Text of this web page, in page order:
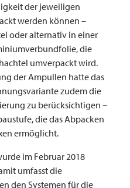
der jeweiligen
werden können –
oder alternativ in einer
die
umverpackt wird.
der Ampullen hatte das
zudem die
zu berücksichtigen –
die das Abpacken
ermöglicht.
im Februar 2018
umfasst die
den Systemen für die